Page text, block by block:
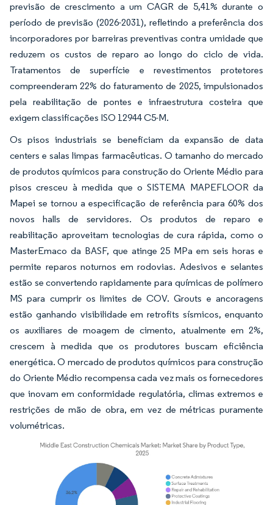
previsão de crescimento a um CAGR de 5,41% durante o
período de previsão (2026-2031), refletindo a preferência dos
incorporadores por barreiras preventivas contra umidade que
reduzem os custos de reparo ao longo do ciclo de vida.
Tratamentos de superfície e revestimentos protetores
compreenderam 22% do faturamento de 2025, impulsionados
pela reabilitação de pontes e infraestrutura costeira que
exigem classificações ISO 12944 C5-M.
Os pisos industriais se beneficiam da expansão de data
centers e salas limpas farmacêuticas. O tamanho do mercado
de produtos químicos para construção do Oriente Médio para
pisos cresceu à medida que o SISTEMA MAPEFLOOR da
Mapei se tornou a especificação de referência para 60% dos
novos halls de servidores. Os produtos de reparo e
reabilitação aproveitam tecnologias de cura rápida, como o
MasterEmaco da BASF, que atinge 25 MPa em seis horas e
permite reparos noturnos em rodovias. Adesivos e selantes
estão se convertendo rapidamente para químicas de polímero
MS para cumprir os limites de COV. Grouts e ancoragens
estão ganhando visibilidade em retrofits sísmicos, enquanto
os auxiliares de moagem de cimento, atualmente em 2%,
crescem à medida que os produtores buscam eficiência
energética. O mercado de produtos químicos para construção
do Oriente Médio recompensa cada vez mais os fornecedores
que inovam em conformidade regulatória, climas extremos e
restrições de mão de obra, em vez de métricas puramente
volumétricas.